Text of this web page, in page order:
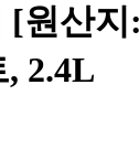
[원산
2.4L